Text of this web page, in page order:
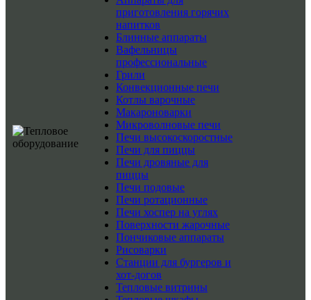
приготовления горячих
напитков
Блинные аппараты
Вафельницы
профессиональные
Грили
Конвекционные печи
Котлы варочные
Макароноварки
Микроволновые печи
Печи высокоскоростные
Печи для пиццы
Печи дровяные для
пиццы
Печи подовые
Печи ротационные
Печи хоспер на углях
Поверхности жарочные
Пончиковые аппараты
Рисоварки
Станции для бургеров и
хот-догов
Тепловые витрины